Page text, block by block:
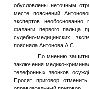
обусловлены неточным
месте пояснений
экспертов
фаланги первого пальца
судебно-медицинских
поясняла Антонова А.С.
По мнению
заключения медико-
телефонных звонков
Просят приговор